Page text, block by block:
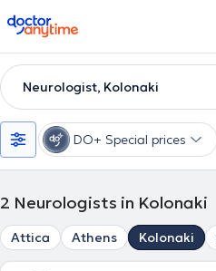
doctoranytime
Neurologist, Kolonaki
DO+ Special prices
2 Neurologists in Kolonaki
Attica Athens Kolonaki